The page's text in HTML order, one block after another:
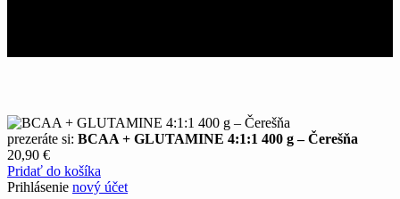
prezeráte si: BCAA + GLUTAMINE 4:1:1 400 g – Čerešňa
20,90 €
Pridať do košíka
Prihlásenie nový účet